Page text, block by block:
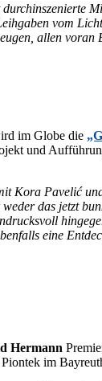
vom
al­len
im Glo­be die
und
Kora Pa­ve­lić
das jetzt
eine
Her­mann
im